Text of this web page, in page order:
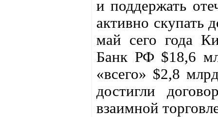
и поддержать
активно скупать
май сего года
Банк РФ $18,6
«всего» $2,8
достигли
взаимной